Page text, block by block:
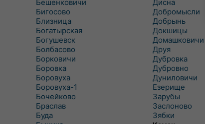
Бешенковичи
Бигосово
Близница
Богатырская
Богушевск
Болбасово
Борковичи
Боровка
Боровуха
Боровуха-1
Бочейково
Браслав
Буда
Дисна
Добромысли
Добрынь
Докшицы
Домашковичи
Друя
Дубровка
Дубровно
Дуниловичи
Езерище
Зарубы
Заслоново
Зябки